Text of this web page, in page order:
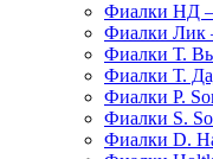
Фиалки НД
Фиалки Лик
Фиалки Т.
Фиалки Т.
Фиалки P.
Фиалки S.
Фиалки D.